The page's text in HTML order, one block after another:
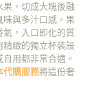
，切成大塊後融
味與多汁口感。果
氣，入口即化的質
緻的獨立杯裝設
用都非常合適。
代購服務將這份奢